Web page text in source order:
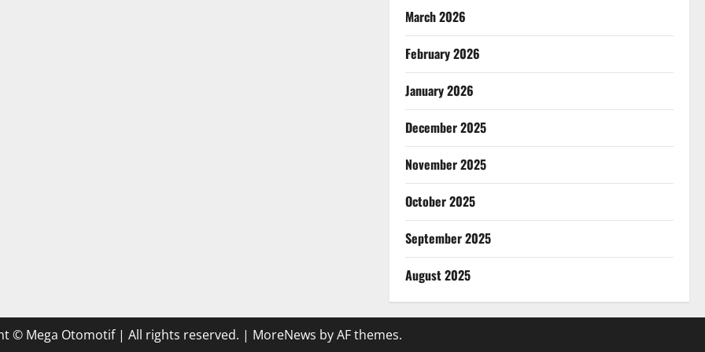
March 2026
February 2026
January 2026
December 2025
November 2025
October 2025
September 2025
August 2025
© Mega Otomotif | All rights reserved. | MoreNews by AF themes.